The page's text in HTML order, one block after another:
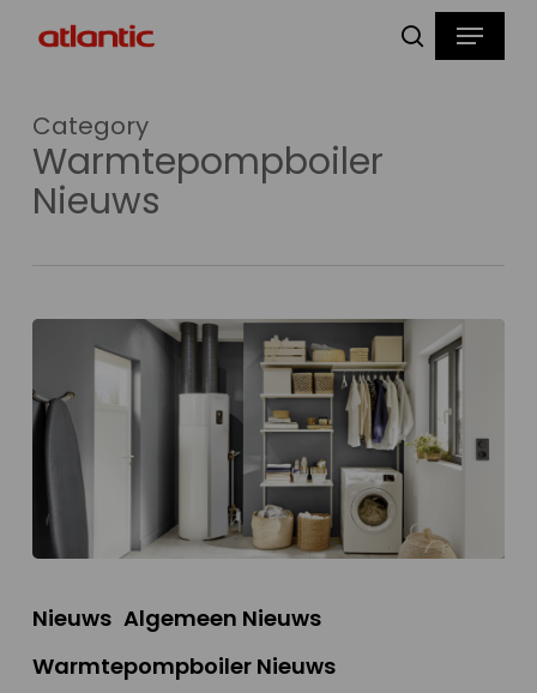
zoeken
Menu
Category
Warmtepompboiler
Nieuws
Nieuws Algemeen Nieuws
Warmtepompboiler Nieuws